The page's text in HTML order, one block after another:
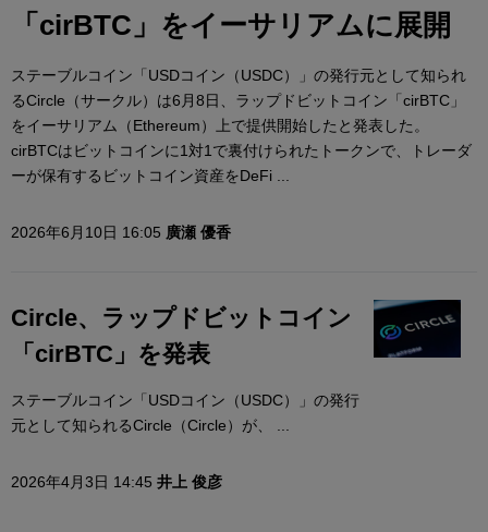
「cirBTC」をイーサリアムに展開
ステーブルコイン「USDコイン（USDC）」の発行元として知られ
るCircle（サークル）は6月8日、ラップドビットコイン「cirBTC」
をイーサリアム（Ethereum）上で提供開始したと発表した。
cirBTCはビットコインに1対1で裏付けられたトークンで、トレーダ
ーが保有するビットコイン資産をDeFi ...
2026年6月10日 16:05 廣瀬 優香
Circle、ラップドビットコイン
「cirBTC」を発表
ステーブルコイン「USDコイン（USDC）」の発行
元として知られるCircle（Circle）が、 ...
2026年4月3日 14:45 井上 俊彦